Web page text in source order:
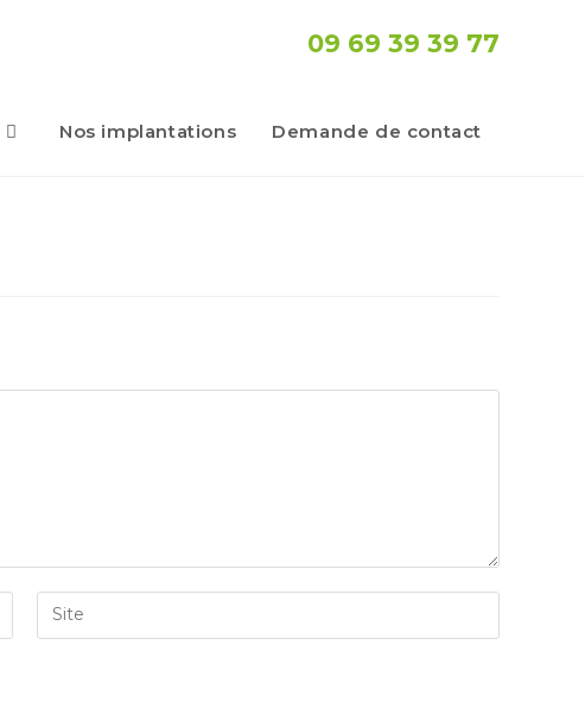
09 69 39 39 77
Nos implantations Demande de contact